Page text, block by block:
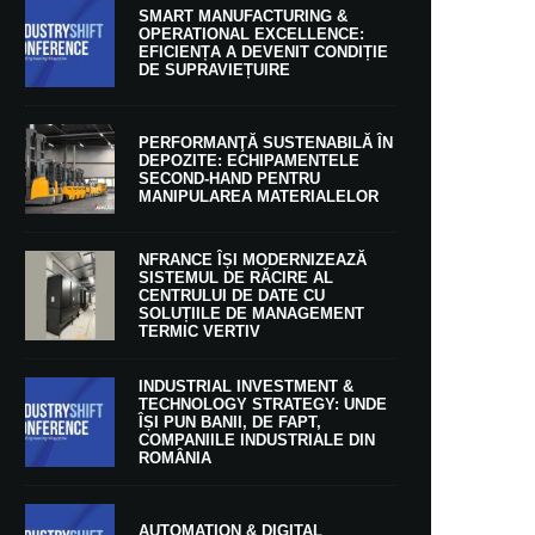
SMART MANUFACTURING &
OPERATIONAL EXCELLENCE:
EFICIENȚA A DEVENIT CONDIȚIE
DE SUPRAVIEȚUIRE
PERFORMANŢĂ SUSTENABILĂ ÎN
DEPOZITE: ECHIPAMENTELE
SECOND-HAND PENTRU
MANIPULAREA MATERIALELOR
NFRANCE ÎȘI MODERNIZEAZĂ
SISTEMUL DE RĂCIRE AL
CENTRULUI DE DATE CU
SOLUȚIILE DE MANAGEMENT
TERMIC VERTIV
INDUSTRIAL INVESTMENT &
TECHNOLOGY STRATEGY: UNDE
ÎȘI PUN BANII, DE FAPT,
COMPANIILE INDUSTRIALE DIN
ROMÂNIA
AUTOMATION & DIGITAL